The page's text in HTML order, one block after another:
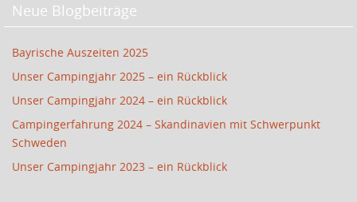
Neue Blogbeiträge
Bayrische Auszeiten 2025
Unser Campingjahr 2025 – ein Rückblick
Unser Campingjahr 2024 – ein Rückblick
Campingerfahrung 2024 – Skandinavien mit Schwerpunkt
Schweden
Unser Campingjahr 2023 – ein Rückblick